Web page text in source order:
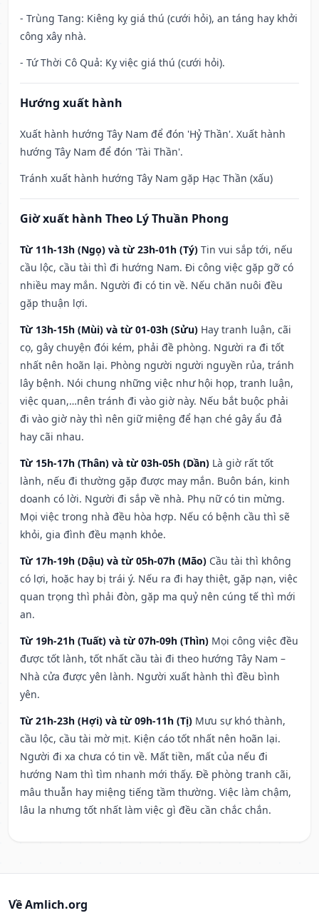
- Trùng Tang: Kiêng kỵ giá thú (cưới hỏi), an táng hay khởi
công xây nhà.
- Tứ Thời Cô Quả: Kỵ việc giá thú (cưới hỏi).
Hướng xuất hành
Xuất hành hướng Tây Nam để đón 'Hỷ Thần'. Xuất hành
hướng Tây Nam để đón 'Tài Thần'.
Tránh xuất hành hướng Tây Nam gặp Hạc Thần (xấu)
Giờ xuất hành Theo Lý Thuần Phong
Từ 11h-13h (Ngọ) và từ 23h-01h (Tý) Tin vui sắp tới, nếu
cầu lộc, cầu tài thì đi hướng Nam. Đi công việc gặp gỡ có
nhiều may mắn. Người đi có tin về. Nếu chăn nuôi đều
gặp thuận lợi.
Từ 13h-15h (Mùi) và từ 01-03h (Sửu) Hay tranh luận, cãi
cọ, gây chuyện đói kém, phải đề phòng. Người ra đi tốt
nhất nên hoãn lại. Phòng người người nguyền rủa, tránh
lây bệnh. Nói chung những việc như hội họp, tranh luận,
việc quan,…nên tránh đi vào giờ này. Nếu bắt buộc phải
đi vào giờ này thì nên giữ miệng để hạn ché gây ẩu đả
hay cãi nhau.
Từ 15h-17h (Thân) và từ 03h-05h (Dần) Là giờ rất tốt
lành, nếu đi thường gặp được may mắn. Buôn bán, kinh
doanh có lời. Người đi sắp về nhà. Phụ nữ có tin mừng.
Mọi việc trong nhà đều hòa hợp. Nếu có bệnh cầu thì sẽ
khỏi, gia đình đều mạnh khỏe.
Từ 17h-19h (Dậu) và từ 05h-07h (Mão) Cầu tài thì không
có lợi, hoặc hay bị trái ý. Nếu ra đi hay thiệt, gặp nạn, việc
quan trọng thì phải đòn, gặp ma quỷ nên cúng tế thì mới
an.
Từ 19h-21h (Tuất) và từ 07h-09h (Thìn) Mọi công việc đều
được tốt lành, tốt nhất cầu tài đi theo hướng Tây Nam –
Nhà cửa được yên lành. Người xuất hành thì đều bình
yên.
Từ 21h-23h (Hợi) và từ 09h-11h (Tị) Mưu sự khó thành,
cầu lộc, cầu tài mờ mịt. Kiện cáo tốt nhất nên hoãn lại.
Người đi xa chưa có tin về. Mất tiền, mất của nếu đi
hướng Nam thì tìm nhanh mới thấy. Đề phòng tranh cãi,
mâu thuẫn hay miệng tiếng tầm thường. Việc làm chậm,
lâu la nhưng tốt nhất làm việc gì đều cần chắc chắn.
Về Amlich.org